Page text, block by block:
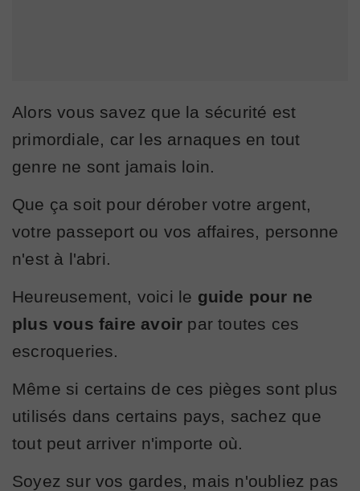
Alors vous savez que la sécurité est
primordiale, car les arnaques en tout
genre ne sont jamais loin.
Que ça soit pour dérober votre argent,
votre passeport ou vos affaires, personne
n'est à l'abri.
Heureusement, voici le guide pour ne
plus vous faire avoir par toutes ces
escroqueries.
Même si certains de ces pièges sont plus
utilisés dans certains pays, sachez que
tout peut arriver n'importe où.
Soyez sur vos gardes, mais n'oubliez pas